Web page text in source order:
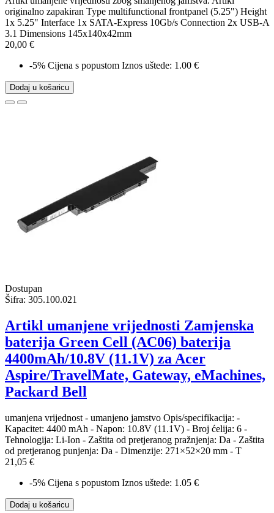
originalno zapakiran Type multifunctional frontpanel (5.25") Height
1x 5.25" Interface 1x SATA-Express 10Gb/s Connection 2x USB-A
3.1 Dimensions 145x140x42mm
20,00 €
-5% Cijena s popustom Iznos uštede: 1.00 €
Dodaj u košaricu
Dostupan
Šifra: 305.100.021
Artikl umanjene vrijednosti Zamjenska
baterija Green Cell (AC06) baterija
4400mAh/10.8V (11.1V) za Acer
Aspire/TravelMate, Gateway, eMachines,
Packard Bell
umanjena vrijednost - umanjeno jamstvo Opis/specifikacija: -
Kapacitet: 4400 mAh - Napon: 10.8V (11.1V) - Broj ćelija: 6 -
Tehnologija: Li-Ion - Zaštita od pretjeranog pražnjenja: Da - Zaštita
od pretjeranog punjenja: Da - Dimenzije: 271×52×20 mm - T
21,05 €
-5% Cijena s popustom Iznos uštede: 1.05 €
Dodaj u košaricu